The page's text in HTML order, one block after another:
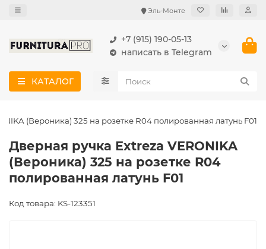
Эль-Монте
+7 (915) 190-05-13
написать в Telegram
КАТАЛОГ
(Вероника) 325 на розетке R04 полированная латунь F01
Дверная ручка Extreza VERONIKA
(Вероника) 325 на розетке R04
полированная латунь F01
Код товара: KS-123351